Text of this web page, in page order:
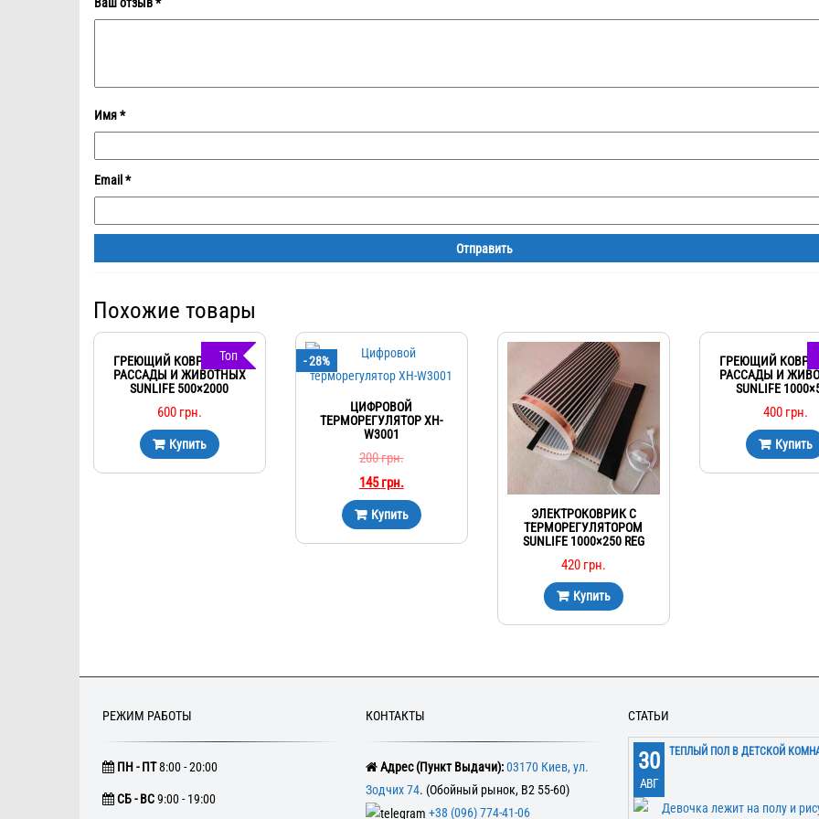
Имя*
Email *
Похожие товары
Топ
ГРЕЮЩИЙ КОВРИК ДЛЯ
РАССАДЫ И ЖИВОТНЫХ
SUNLIFE 500×2000
600 грн.
Купить
- 28%
ЦИФРОВОЙ
ТЕРМОРЕГУЛЯТОР XH-
W3001
200грн.
145грн.
Купить
ЭЛЕКТРОКОВРИК С
ТЕРМОРЕГУЛЯТОРОМ
SUNLIFE 1000×250 REG
420 грн.
Купить
ГРЕЮЩИЙ
РАССАДЫ И
SUNLIFE
400 грн.
Купить
РЕЖИМ РАБОТЫ
ПН - ПТ8:00 - 20:00
CБ - ВС9:00 - 19:00
КОНТАКТЫ
Адрес (Пункт Выдачи): 03170 Киев, ул.
Зодчих 74. (Обойный рынок, В2 55-60)
+38 (096) 774-41-06
СТАТЬИ
30
АВГ
ТЕПЛЫЙ ПОЛ В ДЕТСКОЙ